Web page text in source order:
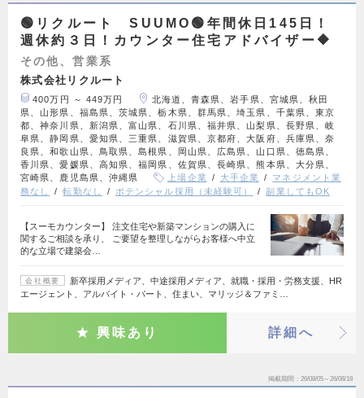
🟢リクルート SUUMO🟢年間休日145日！
週休約３日！カウンター住宅アドバイザー🔶
その他、営業系
株式会社リクルート
400万円 ～ 449万円
北海道、青森県、岩手県、宮城県、秋田
県、山形県、福島県、茨城県、栃木県、群馬県、埼玉県、千葉県、東京
都、神奈川県、新潟県、富山県、石川県、福井県、山梨県、長野県、岐
阜県、静岡県、愛知県、三重県、滋賀県、京都府、大阪府、兵庫県、奈
良県、和歌山県、鳥取県、島根県、岡山県、広島県、山口県、徳島県、
香川県、愛媛県、高知県、福岡県、佐賀県、長崎県、熊本県、大分県、
宮崎県、鹿児島県、沖縄県
上場企業 大手企業
マネジメント業
務なし
転勤なし ポテンシャル採用（未経験可） 副業してもOK
【スーモカウンター】 注文住宅や新築マンションの購入に
関するご相談を承り、 ご要望を整理しながらお客様へ中立
的な立場で建築会…
会社概要
新卒採用メディア、中途採用メディア、就職・採用・労務支援、HR
エージェント、アルバイト・パート、住まい、マリッジ＆ファミ…
興味あり 詳細へ
掲載期間 26/08/05～26/08/18